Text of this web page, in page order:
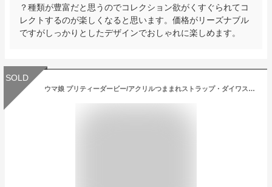
？種類が豊富だと思うのでコレクション欲がくすぐられてコ
レクトするのが楽しくなると思います。価格がリーズナブル
ですがしっかりとしたデザインでおしゃれに楽しめます。
SOLD
ウマ娘 プリティーダービー/アクリルつままれストラップ・ダイワスカーレット《新品》